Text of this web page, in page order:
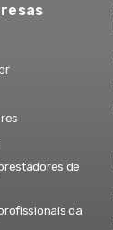
de
da